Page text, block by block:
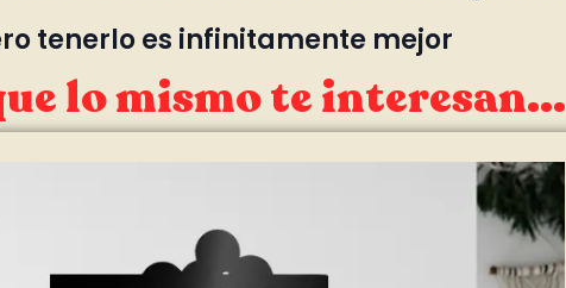
tenerlo es infinitamente mejor
lo mismo te interesan...